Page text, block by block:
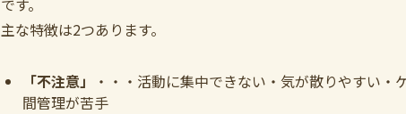
主な特徴は2つあります。
「不注意」
・・・活動に集中できない・気が散りやすい
間管理が苦手